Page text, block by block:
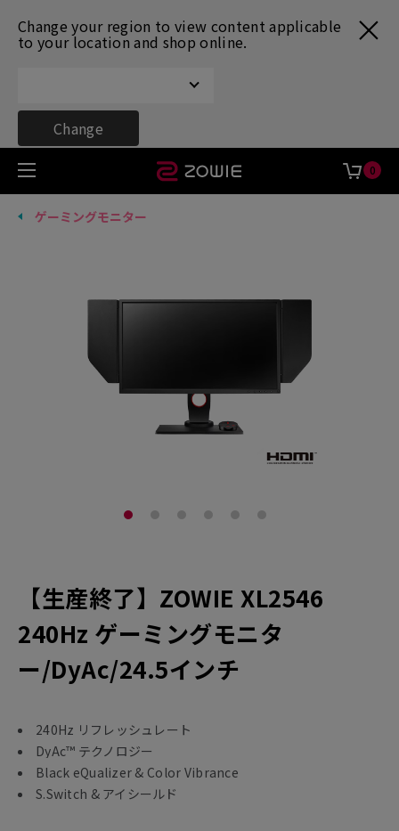
Change your region to view content applicable
to your location and shop online.
Change
0
ゲーミングモニター
【生産終了】ZOWIE XL2546
240Hz ゲーミングモニタ
ー/DyAc/24.5インチ
240Hz リフレッシュレート
DyAc™ テクノロジー
Black eQualizer & Color Vibrance
S.Switch & アイシールド